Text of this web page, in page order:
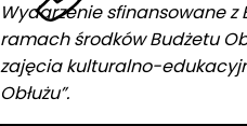
Wydarzenie sfinansowane z
ramach środków Budżetu
zajęcia kulturalno-
Obłużu”.